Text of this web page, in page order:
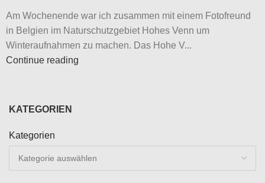
Am Wochenende war ich zusammen mit einem Fotofreund
in Belgien im Naturschutzgebiet Hohes Venn um
Winteraufnahmen zu machen. Das Hohe V...
Continue reading
KATEGORIEN
Kategorien